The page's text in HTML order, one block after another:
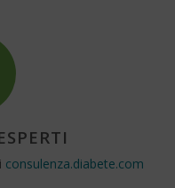
consulenza.diabete.com